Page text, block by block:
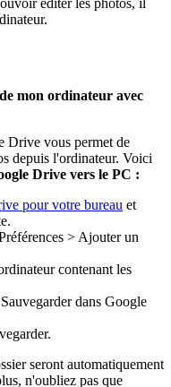
éditer les photos, il
mon ordinateur avec
Drive vous permet de
depuis l'ordinateur. Voici
Drive vers le PC :
pour votre bureau et
> Ajouter un
contenant les
dans Google
seront automatiquement
n'oubliez pas que